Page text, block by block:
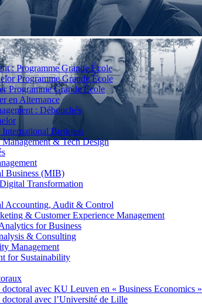
: Programme Grande École
Programme Grande École
Programme Grande École
en Alternance
: Débouchés
Business
& Tech Design
Business (MIB)
Transformation
Accounting, Audit & Control
& Customer Experience Management
for Business
& Consulting
Management
for Sustainability
doctoral avec KU Leuven en « Business Economics »
doctoral avec l’Université de Lille